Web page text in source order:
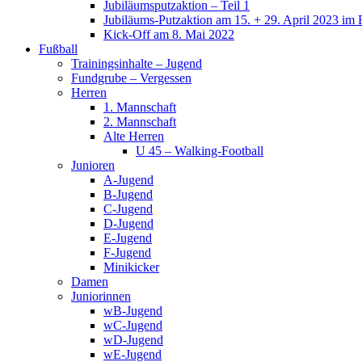
Jubiläumsputzaktion – Teil 1
Jubiläums-Putzaktion am 15. + 29. April 2023 im
Kick-Off am 8. Mai 2022
Fußball
Trainingsinhalte – Jugend
Fundgrube – Vergessen
Herren
1. Mannschaft
2. Mannschaft
Alte Herren
U 45 – Walking-Football
Junioren
A-Jugend
B-Jugend
C-Jugend
D-Jugend
E-Jugend
F-Jugend
Minikicker
Damen
Juniorinnen
wB-Jugend
wC-Jugend
wD-Jugend
wE-Jugend